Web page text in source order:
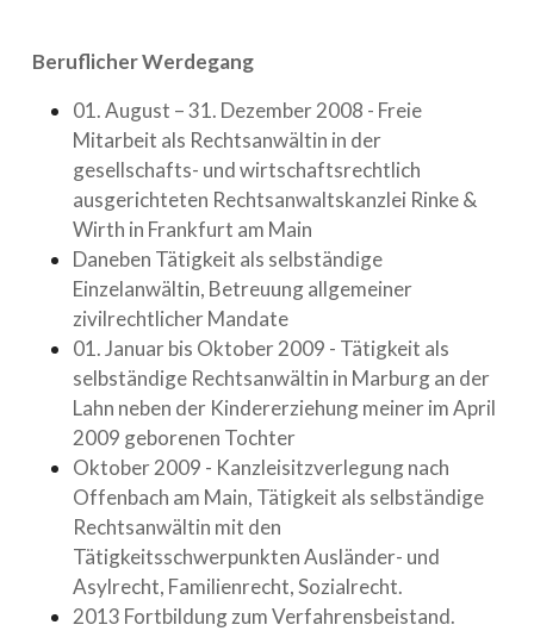
Beruflicher Werdegang
01. August – 31. Dezember 2008 - Freie
Mitarbeit als Rechtsanwältin in der
gesellschafts- und wirtschaftsrechtlich
ausgerichteten Rechtsanwaltskanzlei Rinke &
Wirth in Frankfurt am Main
Daneben Tätigkeit als selbständige
Einzelanwältin, Betreuung allgemeiner
zivilrechtlicher Mandate
01. Januar bis Oktober 2009 - Tätigkeit als
selbständige Rechtsanwältin in Marburg an der
Lahn neben der Kindererziehung meiner im April
2009 geborenen Tochter
Oktober 2009 - Kanzleisitzverlegung nach
Offenbach am Main, Tätigkeit als selbständige
Rechtsanwältin mit den
Tätigkeitsschwerpunkten Ausländer- und
Asylrecht, Familienrecht, Sozialrecht.
2013 Fortbildung zum Verfahrensbeistand.